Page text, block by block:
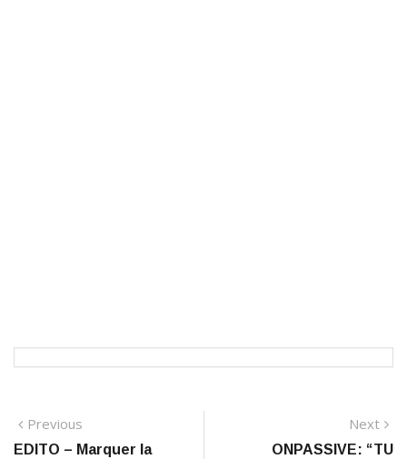
Navigation
Previous
post:
EDITO – Marquer la
Next
ONPASSIVE: “TU